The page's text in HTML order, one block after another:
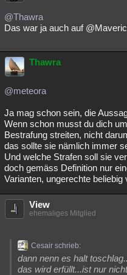
@Thawra
Das war ja auch auf
Thawra
@meteora
Ja mag schon sein, die
Wenn schon musst du dich
Bestrafung streiten, nicht
das sollte sie nämlich immer
Und welche Strafen soll sie
doch gemäss Definition nur
Varianten, ungerechte beliebig
View
ehemaliges Mitglied
Cesair schrieb:
dann nenn es halt
das wird erfüllt...ist nur